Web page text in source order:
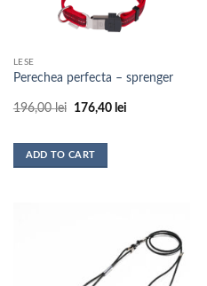
produsului.
LESE
Perechea perfecta – sprenger
196,00lei
Prețul
fost:
196,00 lei.
176,40 leiPrețul
ADD TO CART